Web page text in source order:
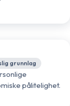
grunnlag
pålitelighet.